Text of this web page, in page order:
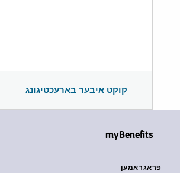
קוקט איבער בארעכטיגונג
myBenefits
פראגראמען